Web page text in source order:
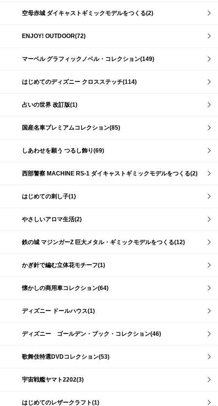
空母赤城 ダイキャストギミックモデルをつくる(2)
ENJOY! OUTDOOR(72)
マーベル グラフィックノベル・コレクション(149)
はじめてのディズニー クロスステッチ(114)
占いの世界 改訂版(1)
国産名車プレミアムコレクション(85)
しあわせを願う つるし飾り(69)
西部警察 MACHINE RS-1 ダイキャストギミックモデルをつくる(2)
はじめての刺し子(1)
やさしいアロマ生活(2)
鉄の城 マジンガーZ 巨大メタル・ギミックモデルをつくる(12)
かぎ針で編む立体花モチーフ(1)
懐かしの商用車コレクション(64)
ディズニー ドールハウス(1)
ディズニー ゴールデン・ブック・コレクション(46)
歌舞伎特選DVDコレクション(53)
宇宙戦艦ヤマト2202(3)
はじめてのレザークラフト(1)